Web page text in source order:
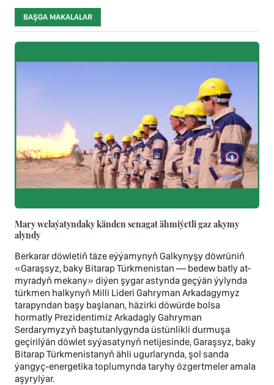
BAŞGA MAKALALAR
Mary welaýatyndaky känden senagat ähmiýetli gaz akymy
alyndy
Berkarar döwletiň täze eýýamynyň Galkynyşy döwrüniň
«Garaşsyz, baky Bitarap Türkmenistan — bedew batly at-
myradyň mekany» diýen şygar astynda geçýän ýylynda
türkmen halkynyň Milli Lideri Gahryman Arkadagymyz
tarapyndan başy başlanan, häzirki döwürde bolsa
hormatly Prezidentimiz Arkadagly Gahryman
Serdarymyzyň baştutanlygynda üstünlikli durmuşa
geçirilýän döwlet syýasatynyň netijesinde, Garaşsyz, baky
Bitarap Türkmenistanyň ähli ugurlarynda, şol sanda
ýangyç-energetika toplumynda taryhy özgertmeler amala
aşyrylýar.